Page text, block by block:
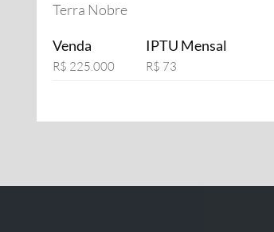
Terra Nobre
Venda
R$ 225.000
IPTU Mensal
R$ 73